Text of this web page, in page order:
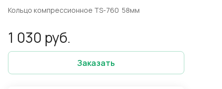
Кольцо компрессионное TS-760 58мм
1 030 руб.
Заказать